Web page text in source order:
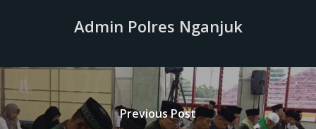
Admin Polres Nganjuk
Previous Post